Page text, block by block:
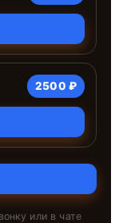
2500 ₽
или в чате